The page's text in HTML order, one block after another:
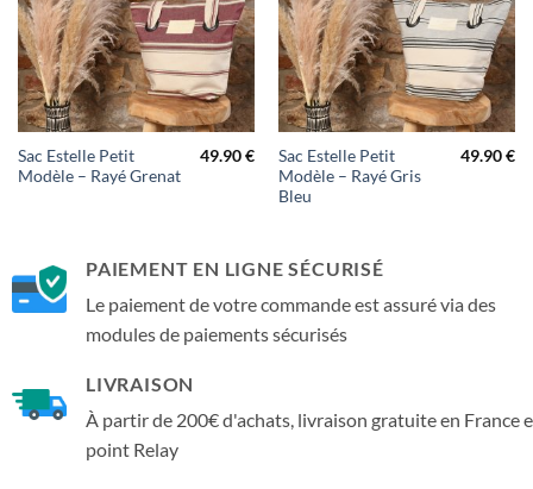
Sac Estelle Petit
Modèle – Rayé Grenat
49.90€
Sac Estelle Petit
Modèle – Rayé Gris
Bleu
49.90€
PAIEMENT EN LIGNE SÉCURISÉ
Le paiement de votre commande est assuré via des
modules de paiements sécurisés
LIVRAISON
À partir de 200€ d'achats, livraison gratuite en France
point Relay